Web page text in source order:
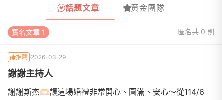
話題文章 黃金團隊
實名文章 1 匿名共 0 則
推薦 2026-03-29
謝謝主持人
謝謝斯杰🫶🏻讓這場婚禮非常開心、圓滿、安心～從114/6